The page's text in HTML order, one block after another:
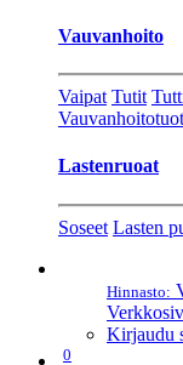
Vauvanhoito
Vaipat Tutit
Lastenruoat
Soseet Lasten
Hinnasto:
Kirjaudu
0